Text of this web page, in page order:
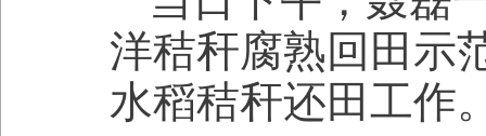
洋秸秆腐熟回田示
水稻秸秆还田工作